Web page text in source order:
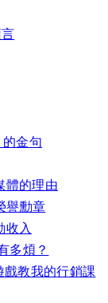
的金句
體的理由
譽勳章
收入
多煩？
戲教我的行銷課